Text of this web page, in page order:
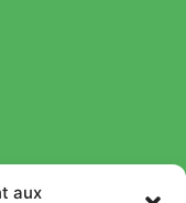
aux
Michel Cohen pour